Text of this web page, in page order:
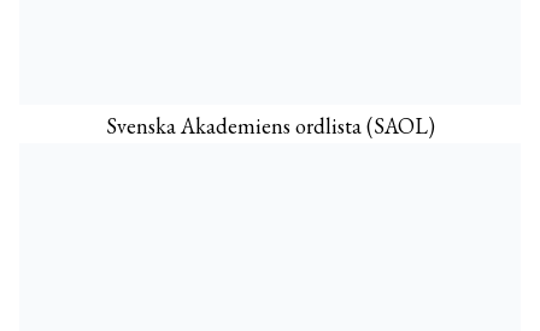
Svenska Akademiens ordlista (SAOL)